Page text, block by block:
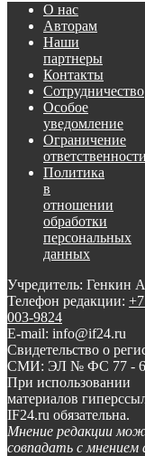
О нас
Авторам
Наши
партнеры
Контакты
Сотрудничество
Особое
уведомление
Ограничение
ответственности
Политика
в
отношении
обработки
персональных
данных
Учредитель: Генкин
Телефон редакции:
003-9824
E-mail: info@if24.ru
Свидетельство о
СМИ: ЭЛ № ФС 77 -
При использовании
материалов
IF24.ru обязательна.
Мнение редакции
совпадать с мнением